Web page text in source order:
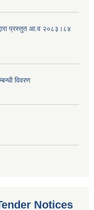
प्रस्तुत आ.व‍ २०८३।८४
विवरण
Notices